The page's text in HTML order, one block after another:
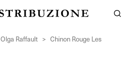
Olga Raffault > Chinon Rouge Les